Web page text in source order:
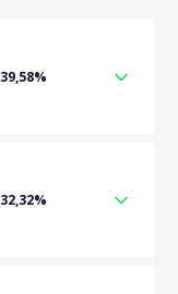
39,58%
32,32%